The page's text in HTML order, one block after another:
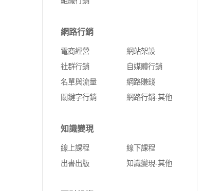
網路行銷
電商經營
網站架設
社群行銷
自媒體行銷
名單與流量
網路賺錢
關鍵字行銷
網路行銷-其他
知識變現
線上課程
線下課程
出書出版
知識變現-其他